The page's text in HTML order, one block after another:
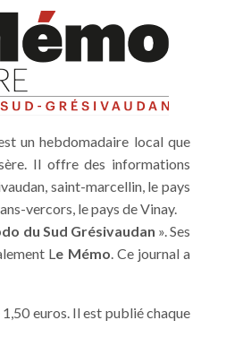
un hebdomadaire local que
Il offre des informations
saint-marcellin, le pays
vercors, le pays de Vinay.
du Sud Grésivaudan ». Ses
Le Mémo. Ce journal a
euros. Il est publié chaque